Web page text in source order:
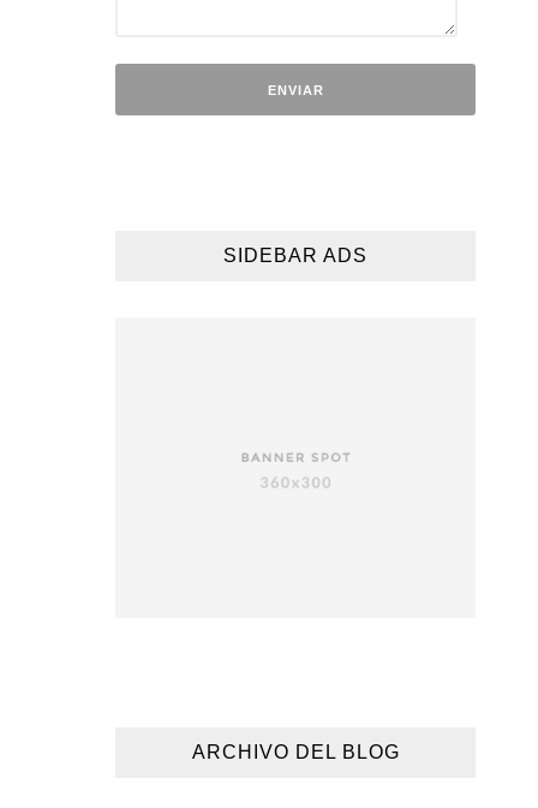
SIDEBAR ADS
ARCHIVO DEL BLOG